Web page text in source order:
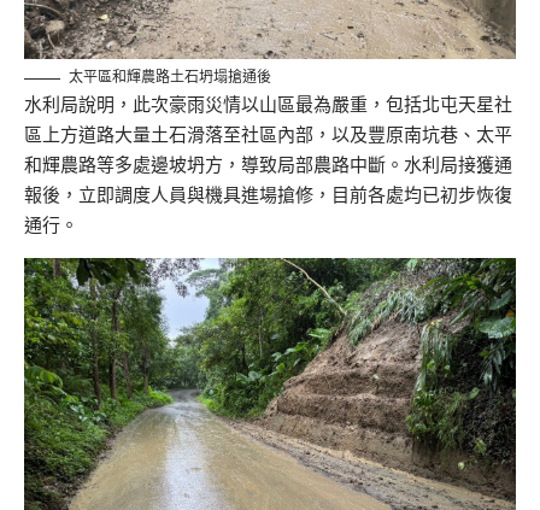
太平區和輝農路土石坍塌搶通後
水利局說明，此次豪雨災情以山區最為嚴重，包括北屯天星社
區上方道路大量土石滑落至社區內部，以及豐原南坑巷、太平
和輝農路等多處邊坡坍方，導致局部農路中斷。水利局接獲通
報後，立即調度人員與機具進場搶修，目前各處均已初步恢復
通行。